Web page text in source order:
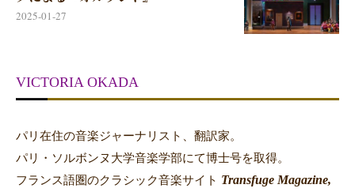
2025-01-27
VICTORIA OKADA
パリ在住の音楽ジャーナリスト、翻訳家。
パリ・ソルボンヌ大学音楽学部にて博士号を取得。
フランス語圏のクラシック音楽サイト Transfuge Magazine,